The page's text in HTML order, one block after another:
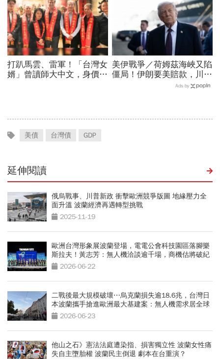
打趴馬雲、雷軍！「台灣女
婿」曾讀師大中文，身價飆
美伊戰爭／荷姆茲海峽又陷
僵局！伊朗要美賠款，川普
打「經濟戰」稱低調處理…
Ads by
美債 台灣債 GDP
延伸閱讀
俄烏戰事、川普新政 衝擊歐洲競爭版圖 地緣壓力全
面升溫 波蘭經濟再遇轉型挑戰
2025-11-19
歐洲台灣形象展波蘭登場，電電公會科技園區落腳樂
斯拉夫！黃志芳：無人機洽談逾千場，商機估將破紀
錄 2026-06-22
二戰後最大規模破壞⋯烏克蘭損失逾18.6兆，台灣日
本波蘭攜手搶進歐洲最大基建案：無人機需求居全球
之冠2026-06-23
他山之石》憲法法庭遭染指、損害獨立性 波蘭女性痛
失自主墮胎權 波蘭民主倒退 劇本在台重演？